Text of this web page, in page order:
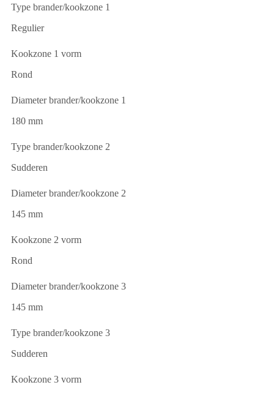
Type brander/kookzone 1
Regulier
Kookzone 1 vorm
Rond
Diameter brander/kookzone 1
180 mm
Type brander/kookzone 2
Sudderen
Diameter brander/kookzone 2
145 mm
Kookzone 2 vorm
Rond
Diameter brander/kookzone 3
145 mm
Type brander/kookzone 3
Sudderen
Kookzone 3 vorm